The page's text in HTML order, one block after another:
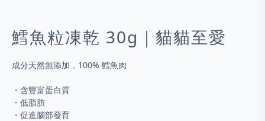
鱈魚粒凍乾 30g｜貓貓至愛
成分天然無添加，100% 鱈魚肉
・含豐富蛋白質
・低脂肪
・促進腦部發育